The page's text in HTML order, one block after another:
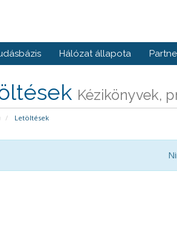
Hálózat állapota
Kézikönyvek,
Letöltések